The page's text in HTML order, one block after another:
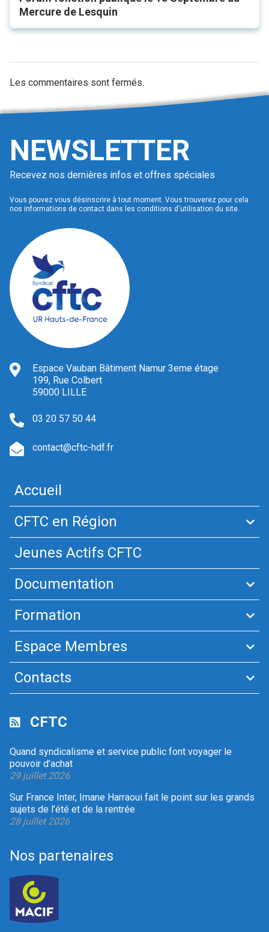
Mercure de Lesquin
Les commentaires sont fermés.
NEWSLETTER
Recevez nos dernières infos et offres spéciales
Vous pouvez vous désinscrire à tout moment. Vous trouverez pour cela
nos informations de contact dans les conditions d'utilisation du site.
Espace Vauban Bâtiment Namur 3eme étage
199, Rue Colbert
59000 LILLE
03 20 57 50 44
contact@cftc-hdf.fr
Accueil
CFTC en Région
Jeunes Actifs CFTC
Documentation
Formation
Espace Membres
Contacts
CFTC
Quand syndicalisme et service public font voyager le
pouvoir d’achat
29 juillet 2026
Sur France Inter, Imane Harraoui fait le point sur les grands
sujets de l’été et de la rentrée
28 juillet 2026
Nos partenaires